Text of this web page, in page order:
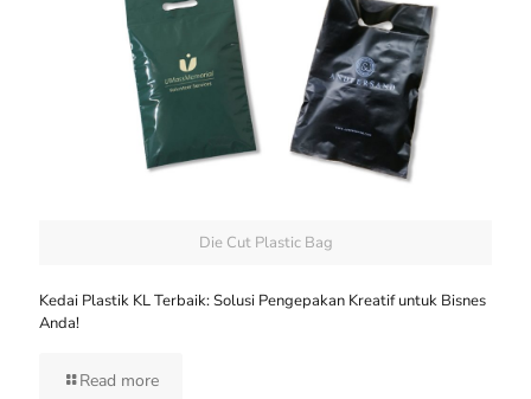
Die Cut Plastic Bag
Kedai Plastik KL Terbaik: Solusi Pengepakan Kreatif untuk Bisnes
Anda!
Read more